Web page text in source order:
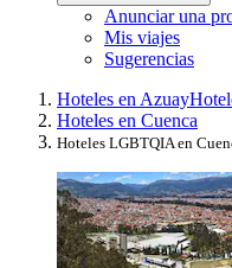
Anunciar una
Mis viajes
Sugerencias
Hoteles en Azuay
Hoteles en Cuenca
Hoteles LGBTQIA en